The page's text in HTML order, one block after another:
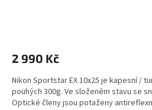
2 990 Kč
Nikon Sportstar EX 10x25 je kapesní /
pouhých 300g. Ve složeném stavu se
Optické členy jsou potaženy